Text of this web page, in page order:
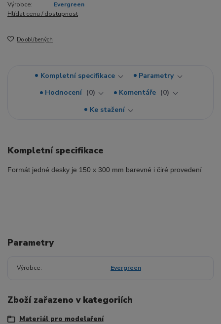
Výrobce:
Evergreen
Hlídat cenu / dostupnost
Do oblíbených
Kompletní specifikace
Parametry
Hodnocení
0 Komentáře
0
Ke stažení
Kompletní specifikace
Formát jedné desky je 150 x 300 mm barevné i čiré provedení
Parametry
Výrobce Evergreen
Zboží zařazeno v kategoriích
Materiál pro modelaření